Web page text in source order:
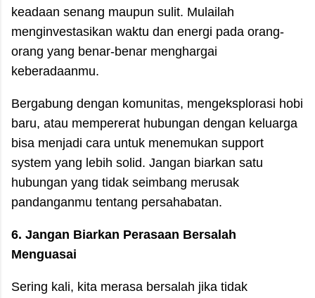
keadaan senang maupun sulit. Mulailah
menginvestasikan waktu dan energi pada orang-
orang yang benar-benar menghargai
keberadaanmu.
Bergabung dengan komunitas, mengeksplorasi hobi
baru, atau mempererat hubungan dengan keluarga
bisa menjadi cara untuk menemukan support
system yang lebih solid. Jangan biarkan satu
hubungan yang tidak seimbang merusak
pandanganmu tentang persahabatan.
6. Jangan Biarkan Perasaan Bersalah
Menguasai
Sering kali, kita merasa bersalah jika tidak